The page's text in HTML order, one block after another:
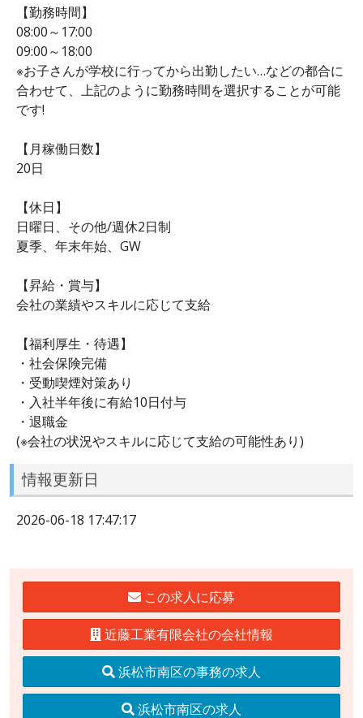
【勤務時間】
08:00～17:00
09:00～18:00
※お子さんが学校に行ってから出勤したい…などの都合に
合わせて、上記のように勤務時間を選択することが可能
です!
【月稼働日数】
20日
【休日】
日曜日、その他/週休2日制
夏季、年末年始、GW
【昇給・賞与】
会社の業績やスキルに応じて支給
【福利厚生・待遇】
・社会保険完備
・受動喫煙対策あり
・入社半年後に有給10日付与
・退職金
(※会社の状況やスキルに応じて支給の可能性あり)
情報更新日
2026-06-18 17:47:17
この求人に応募
近藤工業有限会社の会社情報
浜松市南区の事務の求人
浜松市南区の求人